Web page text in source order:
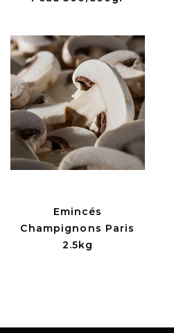
Emincés
Champignons Paris
2.5kg